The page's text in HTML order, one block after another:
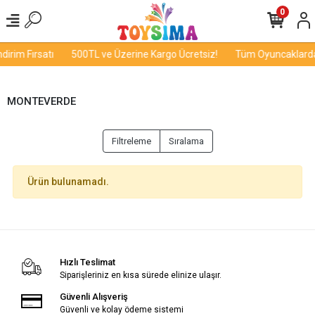
Fırsatı 500TL ve Üzerine Kargo Ücretsiz! Tüm
0
MONTEVERDE
Filtreleme Sıralama
Ürün bulunamadı.
Hızlı Teslimat
Siparişleriniz en kısa sürede elinize ulaşır.
Güvenli Alışveriş
Güvenli ve kolay ödeme sistemi